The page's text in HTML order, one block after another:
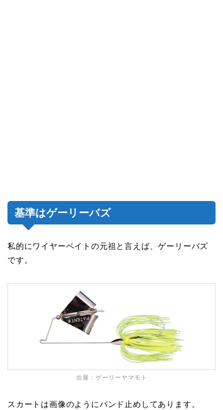
基準はゲーリーバズ
私的にワイヤーベイトの元祖と言えば、ゲーリーバズ
です。
出展： ゲーリーヤマモト
スカートは画像のようにバンド止めしてあります。